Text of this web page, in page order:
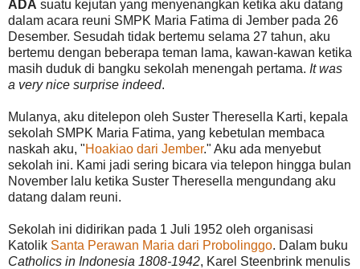
ADA suatu kejutan yang menyenangkan ketika aku datang
dalam acara reuni SMPK Maria Fatima di Jember pada 26
Desember. Sesudah tidak bertemu selama 27 tahun, aku
bertemu dengan beberapa teman lama, kawan-kawan ketika
masih duduk di bangku sekolah menengah pertama. It was
a very nice surprise indeed.
Mulanya, aku ditelepon oleh Suster Theresella Karti, kepala
sekolah SMPK Maria Fatima, yang kebetulan membaca
naskah aku, "Hoakiao dari Jember." Aku ada menyebut
sekolah ini. Kami jadi sering bicara via telepon hingga bulan
November lalu ketika Suster Theresella mengundang aku
datang dalam reuni.
Sekolah ini didirikan pada 1 Juli 1952 oleh organisasi
Katolik Santa Perawan Maria dari Probolinggo. Dalam buku
Catholics in Indonesia 1808-1942, Karel Steenbrink menulis